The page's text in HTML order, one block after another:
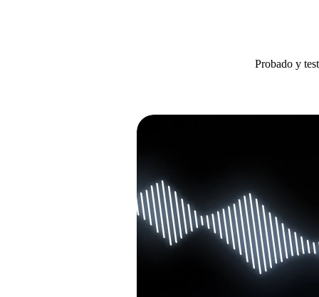
Probado y